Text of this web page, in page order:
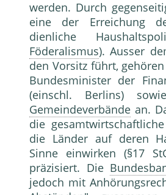
werden. Durch
eine der Erreichung
dienliche
Föderalismus). Ausser
den Vorsitz führt,
Bundesminister der
(einschl. Berlins)
Gemeindeverbände an.
die
die Länder auf deren
Sinne einwirken (§17
präzisiert. Die
jedoch mit